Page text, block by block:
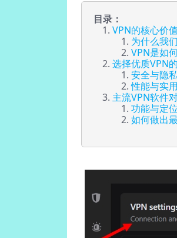
目录：
VPN的核心价
为什么我
VPN是如
选择优质VPN
安全与隐
性能与实
主流VPN软件
功能与定
如何做出